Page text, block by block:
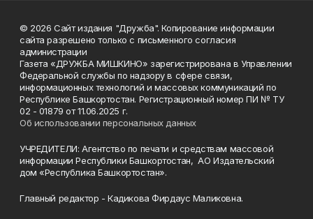
© 2026 Сайт издания "Дружба". Копирование информации
сайта разрешено только с письменного согласия
администрации
Газета «ДРУЖБА МИШКИНО» зарегистрирована в Управлении
Федеральной службы по надзору в сфере связи,
информационных технологий и массовых коммуникаций по
Республике Башкортостан. Регистрационный номер ПИ № ТУ
02 - 01879 от 11.06.2025 г.
Об использовании персональных данных
УЧРЕДИТЕЛИ: Агентство по печати и средствам массовой
информации Республики Башкортостан, АО Издательский
дом «Республика Башкортостан».
Главный редактор - Кадикова Фирдаус Маликовна.